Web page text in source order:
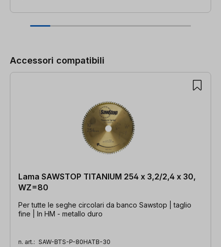
Accessori compatibili
Lama SAWSTOP TITANIUM 254 x 3,2/2,4 x 30,
WZ=80
Per tutte le seghe circolari da banco Sawstop | taglio
fine | In HM - metallo duro
n. art.: SAW-BTS-P-80HATB-30